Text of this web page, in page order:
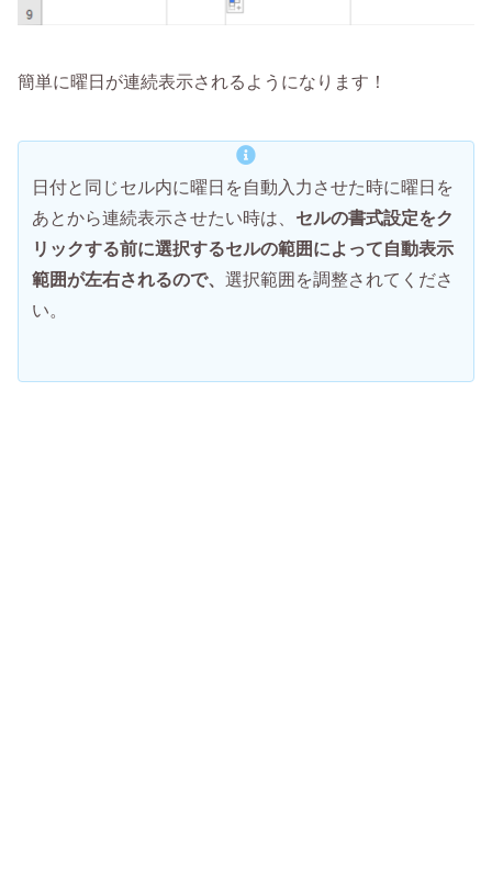
簡単に曜日が連続表示されるようになります！
日付と同じセル内に曜日を自動入力させた時に曜日を
あとから連続表示させたい時は、 セルの書式設定をク
リックする前に選択するセルの範囲によって自動表示
範囲が左右されるので、 選択範囲を調整されてくださ
い。